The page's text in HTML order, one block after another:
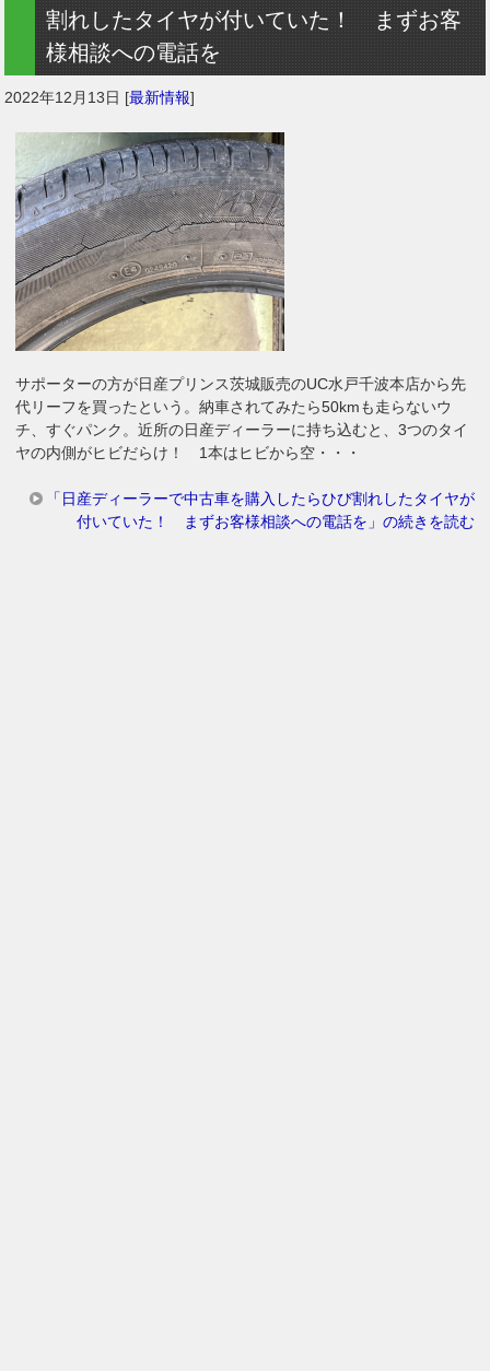
割れしたタイヤが付いていた！ まずお客
様相談への電話を
2022年12月13日 [最新情報]
サポーターの方が日産プリンス茨城販売のUC水戸千波本店から先
代リーフを買ったという。納車されてみたら50kmも走らないウ
チ、すぐパンク。近所の日産ディーラーに持ち込むと、3つのタイ
ヤの内側がヒビだらけ！ 1本はヒビから空・・・
「日産ディーラーで中古車を購入したらひび割れしたタイヤが
付いていた！ まずお客様相談への電話を」の続きを読む